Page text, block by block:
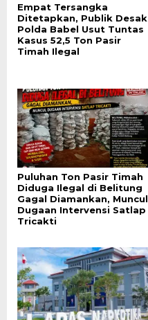
Empat Tersangka
Ditetapkan, Publik Desak
Polda Babel Usut Tuntas
Kasus 52,5 Ton Pasir
Timah Ilegal
Puluhan Ton Pasir Timah
Diduga Ilegal di Belitung
Gagal Diamankan, Muncul
Dugaan Intervensi Satlap
Tricakti